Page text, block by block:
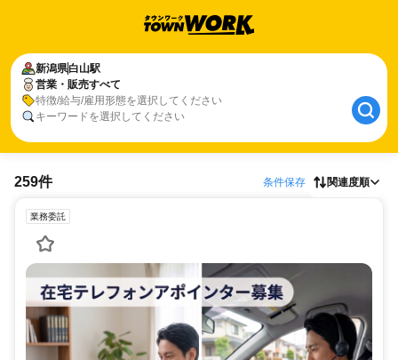
新潟県白山駅
営業・販売すべて
特徴/給与/雇用形態を選択してください
キーワードを選択してください
259件 条件保存 関連度順
業務委託